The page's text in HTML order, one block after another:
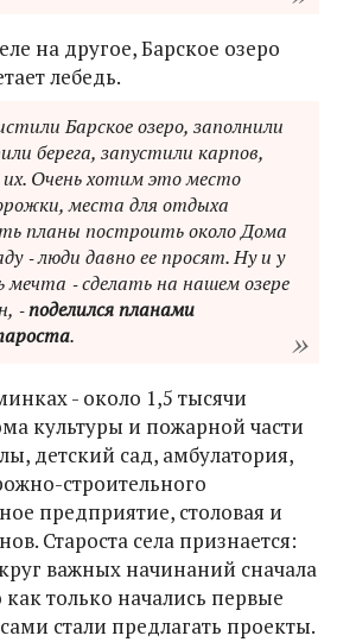
на другое, Барское озеро
лебедь.
Барское озеро, заполнили
берега, запустили карпов,
Очень хотим это место
места для отдыха
планы построить около Дома
‑ люди давно ее просят. Ну и у
мечта ‑ сделать на нашем озере
‑поделился планами
.
- около 1,5 тысячи
культуры и пожарной части
детский сад, амбулатория,
строительного
предприятие, столовая и
Староста села признается:
важных начинаний сначала
только начались первые
стали предлагать проекты.